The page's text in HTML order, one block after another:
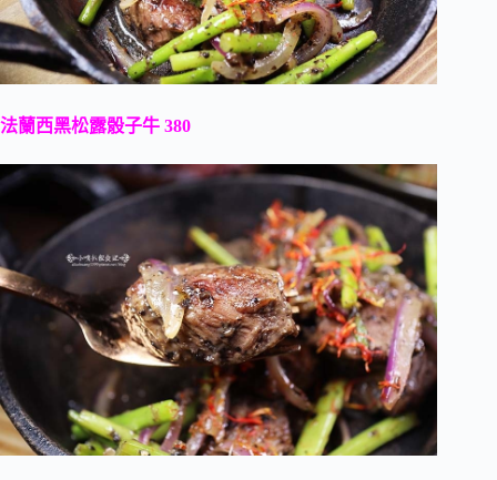
法蘭西黑松露骰子牛 380